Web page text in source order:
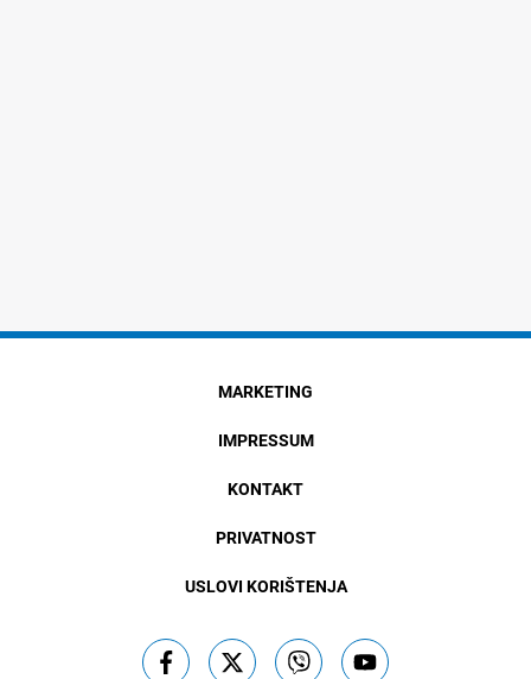
MARKETING
IMPRESSUM
KONTAKT
PRIVATNOST
USLOVI KORIŠTENJA